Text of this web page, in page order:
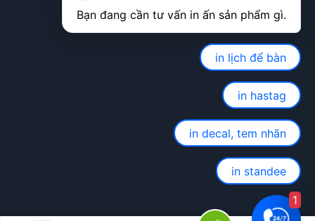
in lịch để bàn
in hastag
in decal, tem nhãn
in standee
1